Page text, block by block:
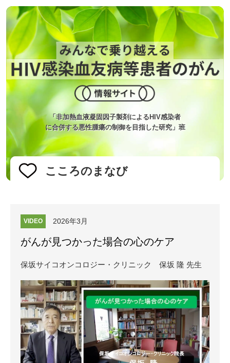
「非加熱血液凝固因子製剤によるHIV感染者
に合併する悪性腫瘍の制御を目指した研究」班
こころのまなび
VIDEO 2026年3月
がんが見つかった場合の心のケア
保坂サイコオンコロジー・クリニック 保坂 隆 先生